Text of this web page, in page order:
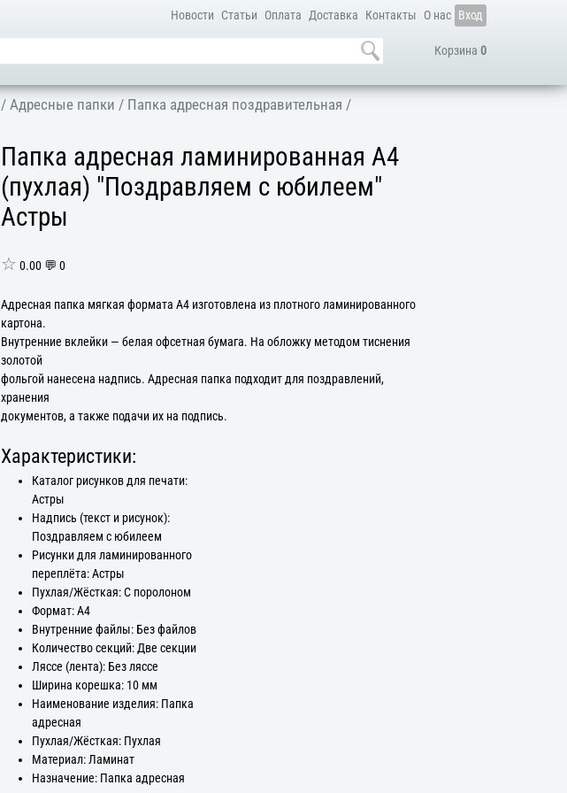
Новости Статьи Оплата Доставка Контакты О нас Вход
Корзина 0
/Адресные папки / Папка адресная поздравительная /
Папка адресная ламинированная А4
(пухлая) "Поздравляем с юбилеем"
Астры
☆ 0.00 💬 0
Адресная папка мягкая формата А4 изготовлена из плотного ламинированного
картона.
Внутренние вклейки — белая офсетная бумага. На обложку методом тиснения
золотой
фольгой нанесена надпись. Адресная папка подходит для поздравлений,
хранения
документов, а также подачи их на подпись.
Характеристики:
Каталог рисунков для печати:
Астры
Надпись (текст и рисунок):
Поздравляем с юбилеем
Рисунки для ламинированного
переплёта: Астры
Пухлая/Жёсткая: С поролоном
Формат: А4
Внутренние файлы: Без файлов
Количество секций: Две секции
Ляссе (лента): Без ляссе
Ширина корешка: 10 мм
Наименование изделия: Папка
адресная
Пухлая/Жёсткая: Пухлая
Материал: Ламинат
Назначение: Папка адресная